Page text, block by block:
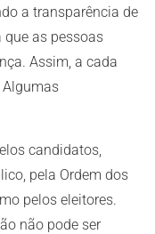
a transparência de
que as pessoas
Assim, a cada
Algumas
candidatos,
pela Ordem dos
pelos eleitores.
não pode ser